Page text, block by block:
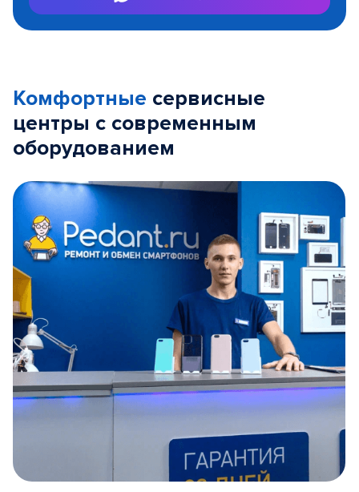
Комфортные сервисные
центры с современным
оборудованием